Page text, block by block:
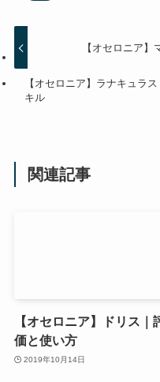
【オセロニア
【オセロニア】ラナキュラ
キル
関連記事
【オセロニア】ドリス｜
価と使い方
2019年10月14日